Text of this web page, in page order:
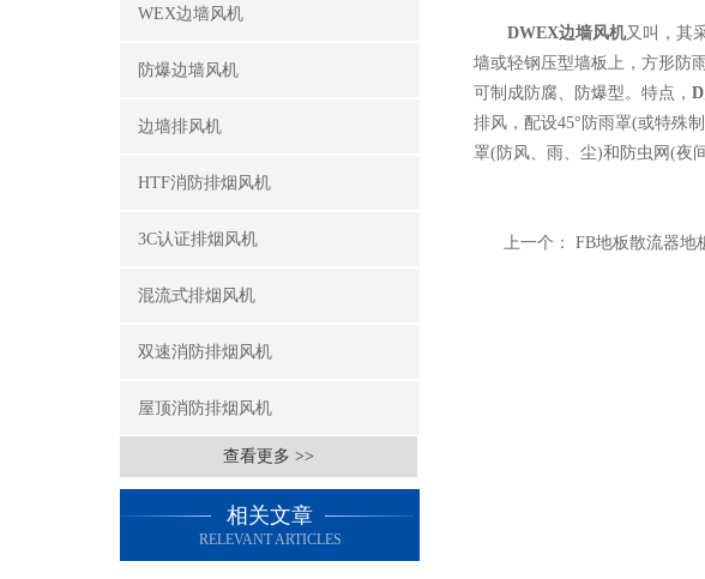
WEX边墙风机
防爆边墙风机
边墙排风机
HTF消防排烟风机
3C认证排烟风机
混流式排烟风机
双速消防排烟风机
屋顶消防排烟风机
查看更多 >>
相关文章
RELEVANT ARTICLES
DWEX边墙风机又叫，其
墙或轻钢压型墙板上，方形防
可制成防腐、防爆型。特点， D
排风，配设45°防雨罩(或特殊
罩(防风、雨、尘)和防虫网(夜
上一个： FB地板散流器地